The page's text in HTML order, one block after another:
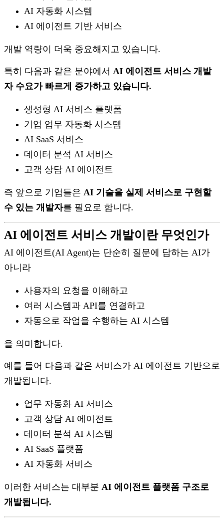
AI 자동화 시스템
AI 에이전트 기반 서비스
개발 역량이 더욱 중요해지고 있습니다.
특히 다음과 같은 분야에서 AI 에이전트 서비스 개발
자 수요가 빠르게 증가하고 있습니다.
생성형 AI 서비스 플랫폼
기업 업무 자동화 시스템
AI SaaS 서비스
데이터 분석 AI 서비스
고객 상담 AI 에이전트
즉 앞으로 기업들은 AI 기술을 실제 서비스로 구현할
수 있는 개발자를 필요로 합니다.
AI 에이전트 서비스 개발이란 무엇인가
AI 에이전트(AI Agent)는 단순히 질문에 답하는 AI가
아니라
사용자의 요청을 이해하고
여러 시스템과 API를 연결하고
자동으로 작업을 수행하는 AI 시스템
을 의미합니다.
예를 들어 다음과 같은 서비스가 AI 에이전트 기반으로
개발됩니다.
업무 자동화 AI 서비스
고객 상담 AI 에이전트
데이터 분석 AI 시스템
AI SaaS 플랫폼
AI 자동화 서비스
이러한 서비스는 대부분 AI 에이전트 플랫폼 구조로
개발됩니다.